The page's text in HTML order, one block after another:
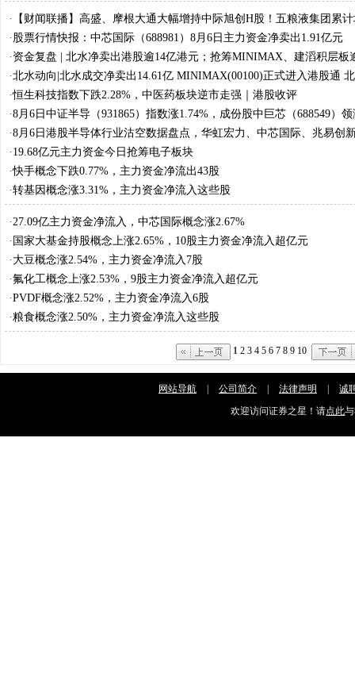
·
【财闻联播】高盛、摩根大通大幅增持中际旭创H股！五粮液集团累
股份约2亿元
· 股票行情快报：中芯国际（688981）8月6日主力资金净卖出1.91亿元
· 资金复盘 | 北水净卖出港股逾14亿港元；抢筹MINIMAX、建滔积层板
元，沽出腾讯
·北水动向|北水成交净卖出14.61亿 MINIMAX(00100)正式进入港股通
筹近27亿港元
·恒生科技指数下跌2.28%，中医药板块逆市走强｜港股收评
·8月6日中证半导（931865）指数涨1.74%，成份股中巨芯（688549）领
·8月6日港股半导体行业沽空数据盘点，华虹宏力、中芯国际、兆易创
位居行业前三
· 19.68亿元主力资金今日抢筹电子板块
·快手概念下跌0.77%，主力资金净流出43股
·转基因概念涨3.31%，主力资金净流入这些股
· 27.09亿主力资金净流入，中芯国际概念涨2.67%
· 国家大基金持股概念上涨2.65%，10股主力资金净流入超亿元
· 大豆概念涨2.54%，主力资金净流入7股
·氟化工概念上涨2.53%，9股主力资金净流入超亿元
·PVDF概念涨2.52%，主力资金净流入6股
·粮食概念涨2.50%，主力资金净流入这些股
1 2 3 4 5 6 7 8 9 10
网站导航 | 公司简介 | 法律声明 |
诚
欢迎访问证券之星！请点此